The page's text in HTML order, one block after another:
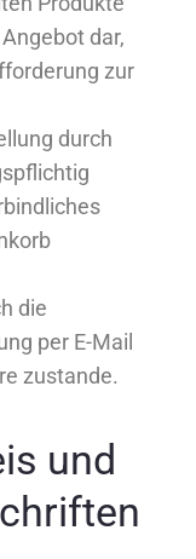
dar,
zur
durch
die
per E-Mail
zustande.
und